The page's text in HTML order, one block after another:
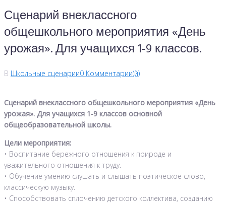
Сценарий внеклассного
общешкольного мероприятия «День
урожая». Для учащихся 1-9 классов.
В Школьные сценарии0 Комментарии(й)
Сценарий внеклассного общешкольного мероприятия «День
урожая». Для учащихся 1-9 классов основной
общеобразовательной школы.
Цели мероприятия:
• Воспитание бережного отношения к природе и
уважительного отношения к труду.
• Обучение умению слушать и слышать поэтическое слово,
классическую музыку.
• Способствовать сплочению детского коллектива, созданию